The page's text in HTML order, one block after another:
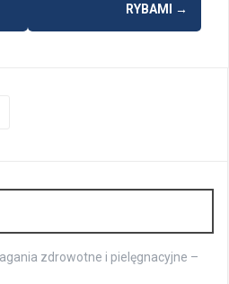
RYBAMI
→
zdrowotne i pielęgnacyjne –